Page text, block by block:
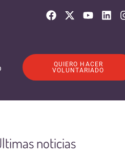
QUIERO HACER
VOLUNTARIADO
noticias